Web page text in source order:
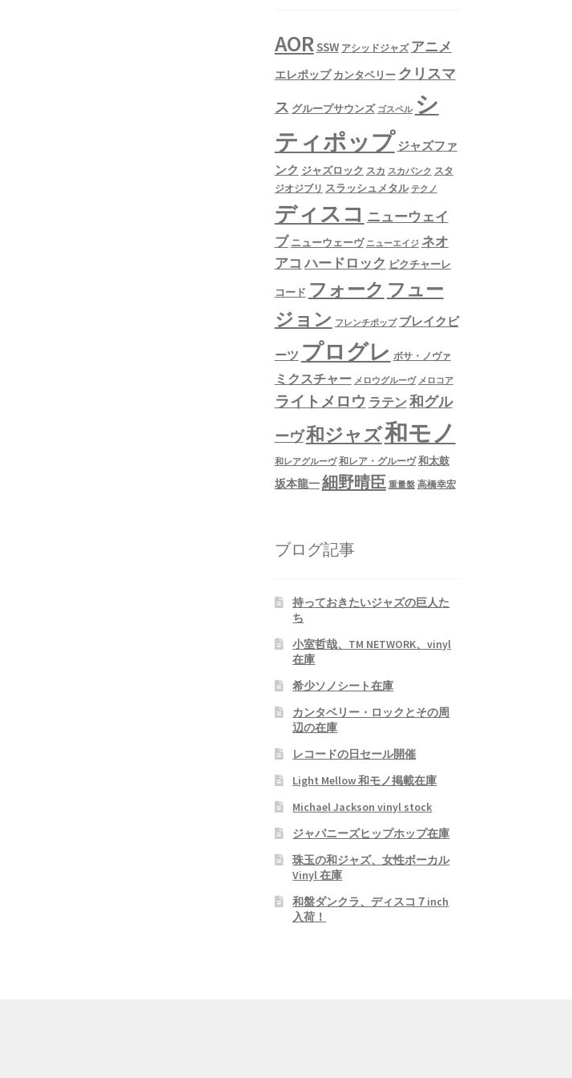
AORSSW アシッドジャズ アニメ
エレポップ カンタベリー クリスマ
ス グループサウンズ ゴスペル シ
ティポップ ジャズファ
ンク ジャズロック スカ スカパンク スタ
ジオジブリ スラッシュメタル テクノ
ディスコ ニューウェイ
ブ ニューウェーヴ ニューエイジ ネオ
アコ ハードロック ピクチャーレ
コード フォーク フュー
ジョン フレンチポップ ブレイクビ
ーツ プログレ ボサ・ノヴァ
ミクスチャー メロウグルーヴ メロコア
ライトメロウ ラテン 和グル
ーヴ和ジャズ和モノ
和レアグルーヴ 和レア・グルーヴ 和太鼓
坂本龍一細野晴臣 重量盤 高橋幸宏
ブログ記事
持っておきたいジャズの巨人た
ち
小室哲哉、TM NETWORK、vinyl
在庫
希少ソノシート在庫
カンタベリー・ロックとその周
辺の在庫
レコードの日セール開催
Light Mellow 和モノ掲載在庫
Michael Jackson vinyl stock
ジャパニーズヒップホップ在庫
珠玉の和ジャズ、女性ボーカル
Vinyl 在庫
和盤ダンクラ、ディスコ７inch
入荷！